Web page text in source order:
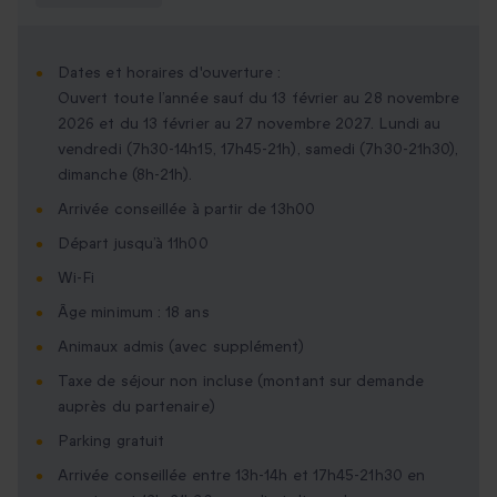
Dates et horaires d'ouverture :
Ouvert toute l’année sauf du 13 février au 28 novembre
2026 et du 13 février au 27 novembre 2027. Lundi au
vendredi (7h30-14h15, 17h45-21h), samedi (7h30-21h30),
dimanche (8h-21h).
Arrivée conseillée à partir de 13h00
Départ jusqu’à 11h00
Wi-Fi
Âge minimum : 18 ans
Animaux admis (avec supplément)
Taxe de séjour non incluse (montant sur demande
auprès du partenaire)
Parking gratuit
Arrivée conseillée entre 13h-14h et 17h45-21h30 en